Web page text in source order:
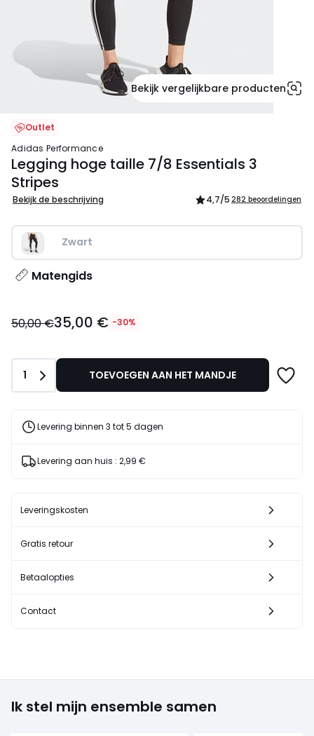
Bekijk vergelijkbare producten
Outlet
adidas Performance
Legging hoge taille 7/8 Essentials 3
Stripes
Bekijk de beschrijving 4,7/5 282 beoordelingen
Zwart
Matengids
€
50,00
€
korting
toegepast.
50,00 €35,00 € -30%
Aantal
1 TOEVOEGEN AAN HET MANDJE
Levering binnen 3 tot 5 dagen
Levering aan huis : 2,99 €
Leveringskosten
Gratis retour
Betaalopties
Contact
Ik stel mijn ensemble samen